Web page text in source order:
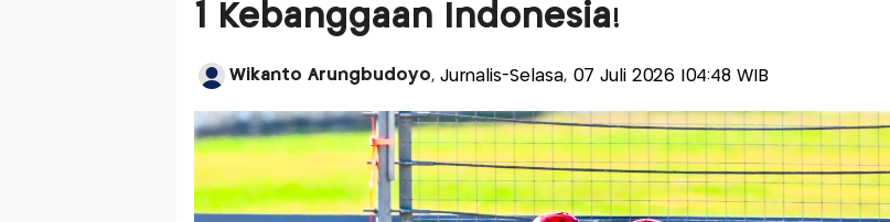
1 Kebanggaan Indonesia!
Wikanto Arungbudoyo, Jurnalis-Selasa, 07 Juli 2026 |04:48 WIB